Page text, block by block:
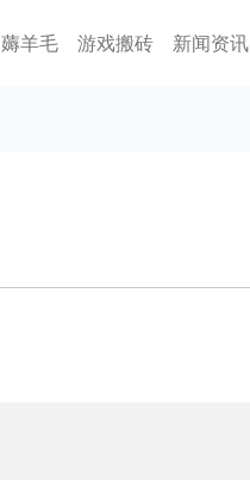
薅羊毛 游戏搬砖 新闻资讯